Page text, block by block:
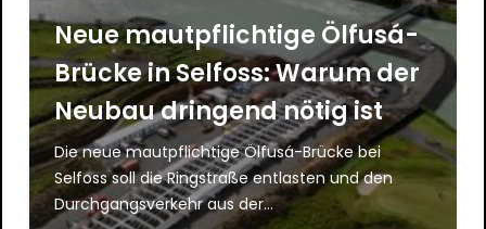
Neue mautpflichtige Ölfusá-
Brücke in Selfoss: Warum der
Neubau dringend nötig ist
Die neue mautpflichtige Ölfusá-Brücke bei
Selfoss soll die Ringstraße entlasten und den
Durchgangsverkehr aus der...